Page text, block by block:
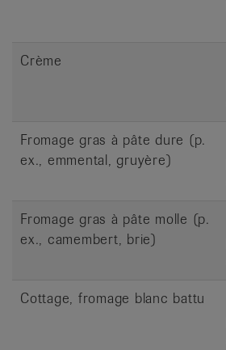
Crème
Fromage gras à pâte dure (p.
ex., emmental, gruyère)
Fromage gras à pâte molle (p.
ex., camembert, brie)
Cottage, fromage blanc battu